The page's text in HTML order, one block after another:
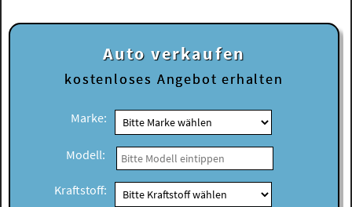
Auto verkaufen
kostenloses Angebot erhalten
Marke:
Modell:
Kraftstoff: